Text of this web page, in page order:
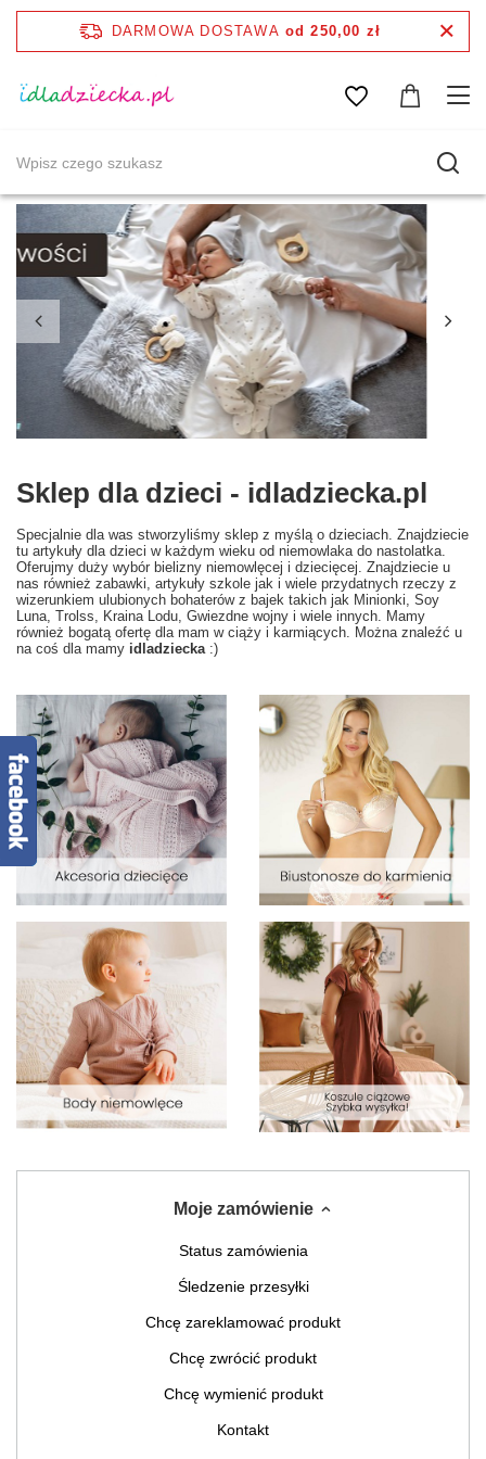
DARMOWA DOSTAWA od 250,00 zł
Sklep dla dzieci - idladziecka.pl
Specjalnie dla was stworzyliśmy sklep z myślą o dzieciach. Znajdziecie
tu artykuły dla dzieci w każdym wieku od niemowlaka do nastolatka.
Oferujmy duży wybór bielizny niemowlęcej i dziecięcej. Znajdziecie u
nas również zabawki, artykuły szkole jak i wiele przydatnych rzeczy z
wizerunkiem ulubionych bohaterów z bajek takich jak Minionki, Soy
Luna, Trolss, Kraina Lodu, Gwiezdne wojny i wiele innych. Mamy
również bogatą ofertę dla mam w ciąży i karmiących. Można znaleźć u
na coś dla mamy idladziecka :)
Moje zamówienie
Status zamówienia
Śledzenie przesyłki
Chcę zareklamować produkt
Chcę zwrócić produkt
Chcę wymienić produkt
Kontakt